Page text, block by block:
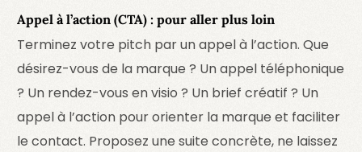
Appel à l’action (CTA) : pour aller plus loin
Terminez votre pitch par un appel à l’action. Que
désirez-vous de la marque ? Un appel téléphonique
? Un rendez-vous en visio ? Un brief créatif ? Un
appel à l’action pour orienter la marque et faciliter
le contact. Proposez une suite concrète, ne laissez